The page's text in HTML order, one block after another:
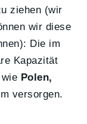
ziehen (wir
wir diese
Die im
Kapazität
Polen,
versorgen.